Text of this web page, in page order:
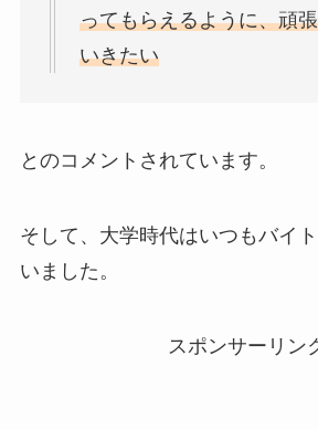
ってもらえるように、頑
いきたい
とのコメントされています。
そして、大学時代はいつもバイ
いました。
スポンサーリン